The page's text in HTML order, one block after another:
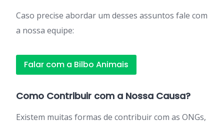
Caso precise abordar um desses assuntos fale com
a nossa equipe:
Falar com a Bilbo Animais
Como Contribuir com a Nossa Causa?
Existem muitas formas de contribuir com as ONGs,